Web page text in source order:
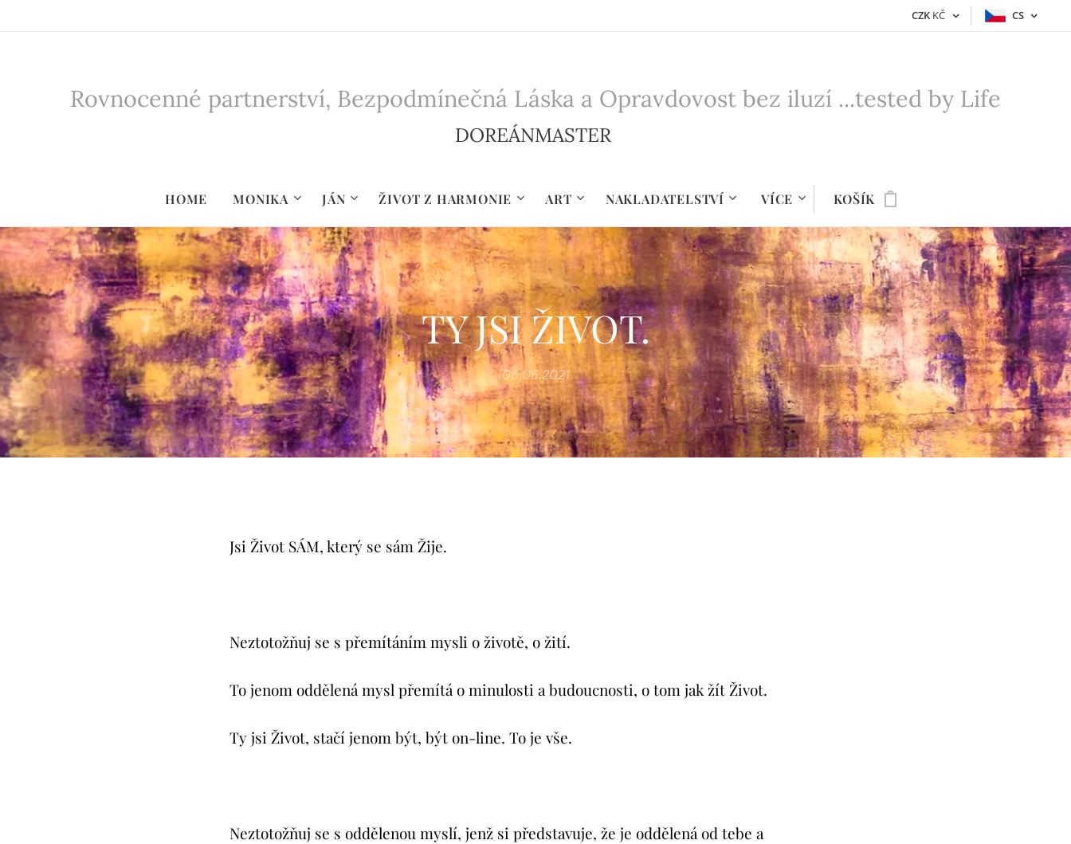
CZK KČ CS
Rovnocenné partnerství, Bezpodmínečná Láska a Opravdovost bez iluzí ...tested by Life
DOREÁNMASTER
HOME MONIKA JÁN ŽIVOT Z HARMONIE ART NAKLADATELSTVÍ VÍCE KOŠÍK
TY JSI ŽIVOT.
06.06.2021
Jsi Život SÁM, který se sám Žije.
Neztotožňuj se s přemítáním mysli o životě, o žití.
To jenom oddělená mysl přemítá o minulosti a budoucnosti, o tom jak žít Život.
Ty jsi Život, stačí jenom být, být on-line. To je vše.
Neztotožňuj se s oddělenou myslí, jenž si představuje, že je oddělená od tebe a